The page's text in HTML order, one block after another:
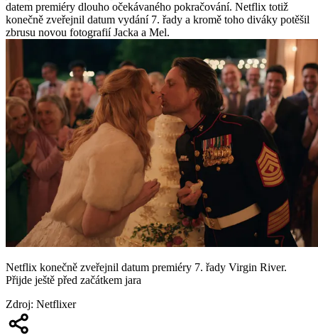
datem premiéry dlouho očekávaného pokračování. Netflix totiž
konečně zveřejnil datum vydání 7. řady a kromě toho diváky potěšil
zbrusu novou fotografií Jacka a Mel.
Netflix konečně zveřejnil datum premiéry 7. řady Virgin River.
Přijde ještě před začátkem jara
Zdroj: Netflixer